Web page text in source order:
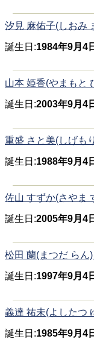
汐見 麻佑子(しおみ
誕生日:1984年9月4
山本 姫香(やまもと
誕生日:2003年9月4
重盛 さと美(しげも
誕生日:1988年9月4
佐山 すずか(さやま
誕生日:2005年9月4
松田 蘭(まつだ らん
誕生日:1997年9月4
義達 祐未(よしたつ
誕生日:1985年9月4